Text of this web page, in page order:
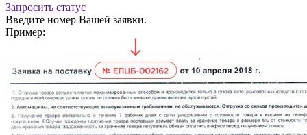
Запросить статус
Введите номер Вашей заявки.
Пример: